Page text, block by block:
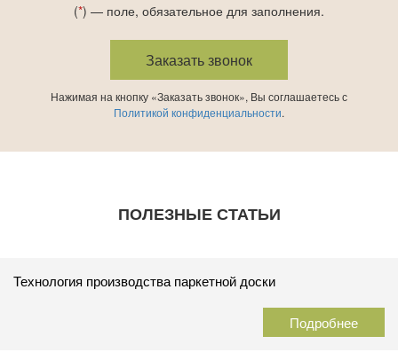
(*) — поле, обязательное для заполнения.
Нажимая на кнопку «Заказать звонок», Вы соглашаетесь с
Политикой конфиденциальности.
ПОЛЕЗНЫЕ СТАТЬИ
Технология производства паркетной доски
Подробнее